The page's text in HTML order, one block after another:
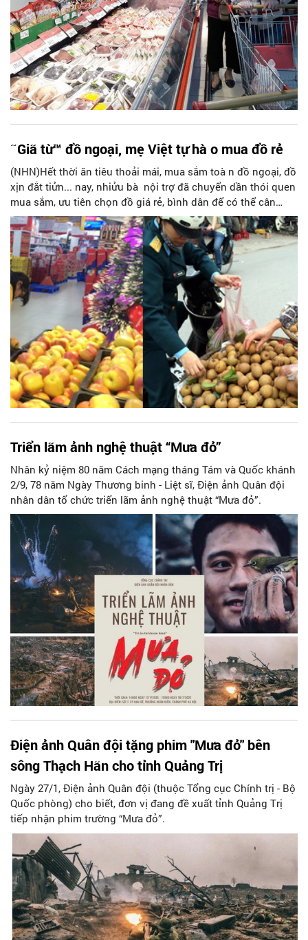
˜Giã từ™ đồ ngoại, mẹ Việt tự hà o mua đồ rẻ
(NHN)Hết thời ăn tiêu thoải mái, mua sắm toà n đồ ngoại, đồ
xịn đắt tiửn... nay, nhiửu bà nội trợ đã chuyển dần thói quen
mua sắm, ưu tiên chọn đồ giá rẻ, bình dân để có thể cân
bằng chi tiêu trong thời suy thoái.
Triển lãm ảnh nghệ thuật “Mưa đỏ”
Nhân kỷ niệm 80 năm Cách mạng tháng Tám và Quốc khánh
2/9, 78 năm Ngày Thương binh - Liệt sĩ, Điện ảnh Quân đội
nhân dân tổ chức triển lãm ảnh nghệ thuật “Mưa đỏ”.
Điện ảnh Quân đội tặng phim "Mưa đỏ" bên
sông Thạch Hãn cho tỉnh Quảng Trị
Ngày 27/1, Điện ảnh Quân đội (thuộc Tổng cục Chính trị - Bộ
Quốc phòng) cho biết, đơn vị đang đề xuất tỉnh Quảng Trị
tiếp nhận phim trường “Mưa đỏ”.